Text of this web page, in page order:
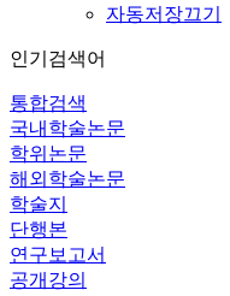
자동저장끄기
인기검색어
통합검색
국내학술논문
학위논문
해외학술논문
학술지
단행본
연구보고서
공개강의